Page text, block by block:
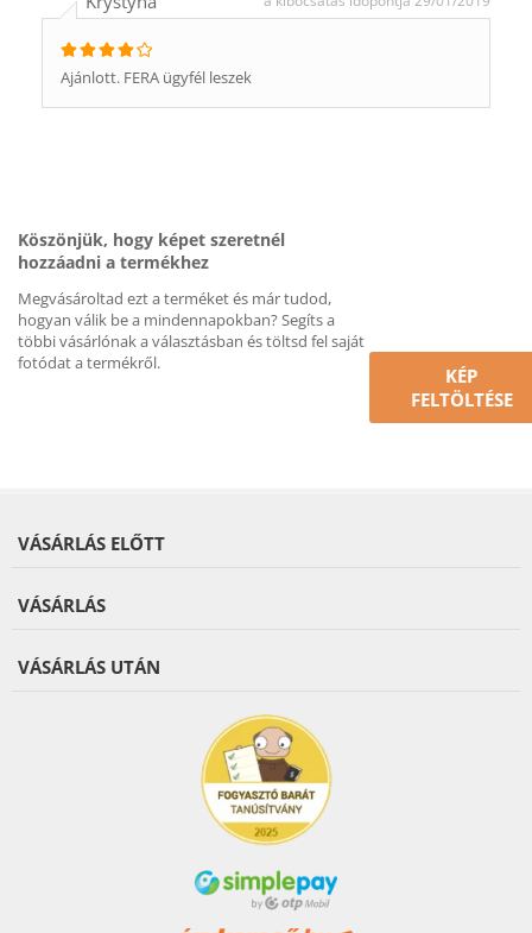
Ajánlott. FERA ügyfél leszek
Köszönjük, hogy képet szeretnél
hozzáadni a termékhez
Megvásároltad ezt a terméket és már tudod,
hogyan válik be a mindennapokban? Segíts a
többi vásárlónak a választásban és töltsd fel saját
fotódat a termékről.
KÉP
FELTÖLTÉSE
VÁSÁRLÁS ELŐTT
VÁSÁRLÁS
VÁSÁRLÁS UTÁN